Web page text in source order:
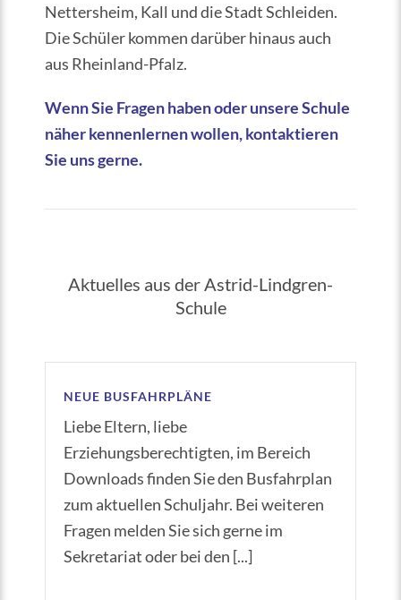
Nettersheim, Kall und die Stadt Schleiden.
Die Schüler kommen darüber hinaus auch
aus Rheinland-Pfalz.
Wenn Sie Fragen haben oder unsere Schule
näher kennenlernen wollen, kontaktieren
Sie uns gerne.
Aktuelles aus der Astrid-Lindgren-
Schule
NEUE BUSFAHRPLÄNE
Liebe Eltern, liebe
Erziehungsberechtigten, im Bereich
Downloads finden Sie den Busfahrplan
zum aktuellen Schuljahr. Bei weiteren
Fragen melden Sie sich gerne im
Sekretariat oder bei den [...]